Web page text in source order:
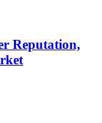
Reputation,